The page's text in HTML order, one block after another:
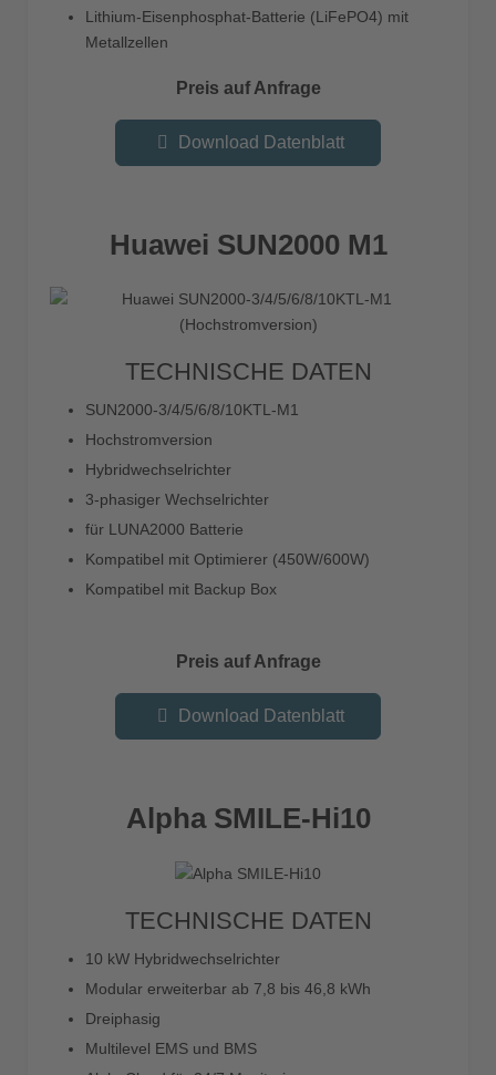
Lithium-Eisenphosphat-Batterie (LiFePO4) mit
Metallzellen
Preis auf Anfrage
Download Datenblatt
Huawei SUN2000 M1
TECHNISCHE DATEN
SUN2000-3/4/5/6/8/10KTL-M1
Hochstromversion
Hybridwechselrichter
3-phasiger Wechselrichter
für LUNA2000 Batterie
Kompatibel mit Optimierer (450W/600W)
Kompatibel mit Backup Box
Preis auf Anfrage
Download Datenblatt
Alpha SMILE-Hi10
TECHNISCHE DATEN
10 kW Hybridwechselrichter
Modular erweiterbar ab 7,8 bis 46,8 kWh
Dreiphasig
Multilevel EMS und BMS